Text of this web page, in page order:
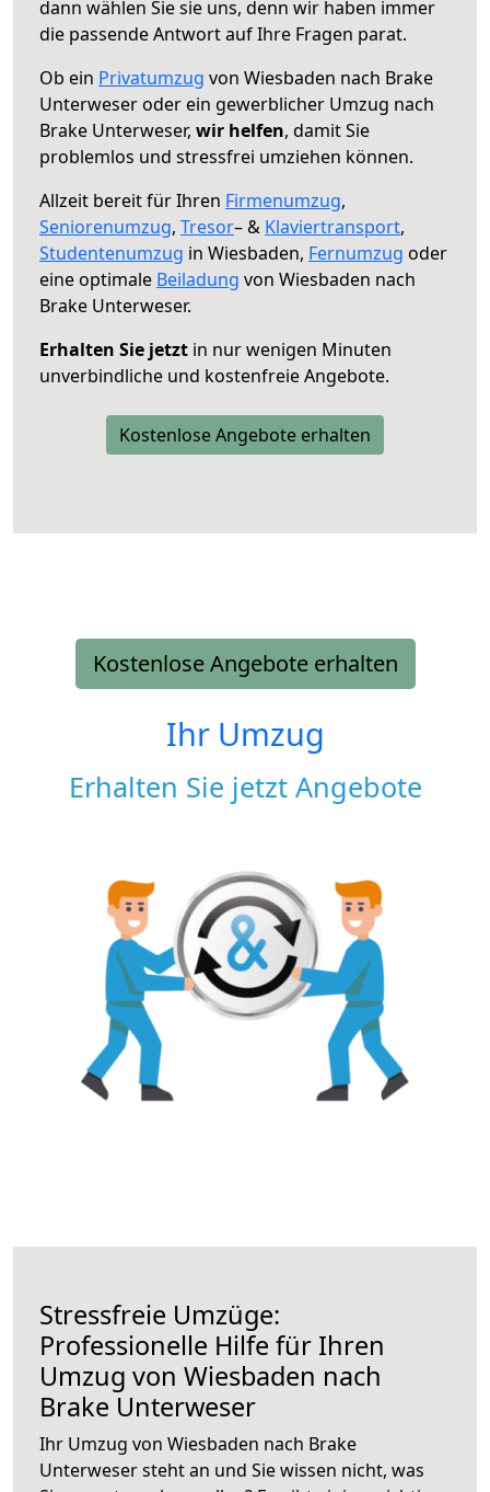
dann wählen Sie sie uns, denn wir haben immer
die passende Antwort auf Ihre Fragen parat.
Ob ein Privatumzug von Wiesbaden nach Brake
Unterweser oder ein gewerblicher Umzug nach
Brake Unterweser, wir helfen, damit Sie
problemlos und stressfrei umziehen können.
Allzeit bereit für Ihren Firmenumzug,
Seniorenumzug, Tresor– & Klaviertransport,
Studentenumzug in Wiesbaden, Fernumzug oder
eine optimale Beiladung von Wiesbaden nach
Brake Unterweser.
Erhalten Sie jetzt in nur wenigen Minuten
unverbindliche und kostenfreie Angebote.
Kostenlose Angebote erhalten
Kostenlose Angebote erhalten
Ihr Umzug
Erhalten Sie jetzt Angebote
Stressfreie Umzüge:
Professionelle Hilfe für Ihren
Umzug von Wiesbaden nach
Brake Unterweser
Ihr Umzug von Wiesbaden nach Brake
Unterweser steht an und Sie wissen nicht, was